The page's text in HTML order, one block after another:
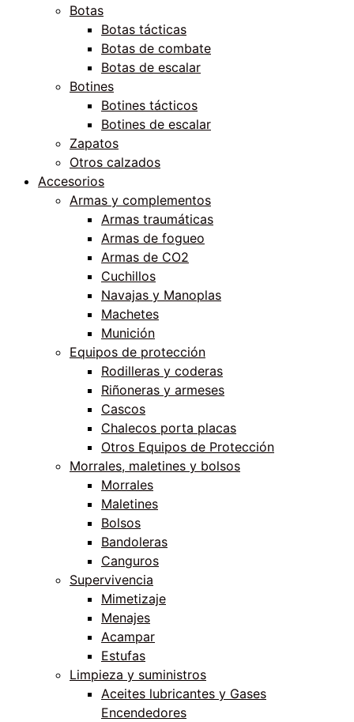
Botas
Botas tácticas
Botas de combate
Botas de escalar
Botines
Botines tácticos
Botines de escalar
Zapatos
Otros calzados
Accesorios
Armas y complementos
Armas traumáticas
Armas de fogueo
Armas de CO2
Cuchillos
Navajas y Manoplas
Machetes
Munición
Equipos de protección
Rodilleras y coderas
Riñoneras y armeses
Cascos
Chalecos porta placas
Otros Equipos de Protección
Morrales, maletines y bolsos
Morrales
Maletines
Bolsos
Bandoleras
Canguros
Supervivencia
Mimetizaje
Menajes
Acampar
Estufas
Limpieza y suministros
Aceites lubricantes y Gases
Encendedores